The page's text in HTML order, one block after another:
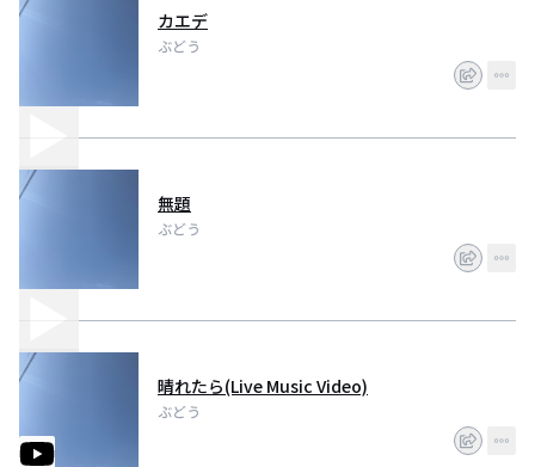
カエデ
ぶどう
無題
ぶどう
晴れたら(Live Music Video)
ぶどう